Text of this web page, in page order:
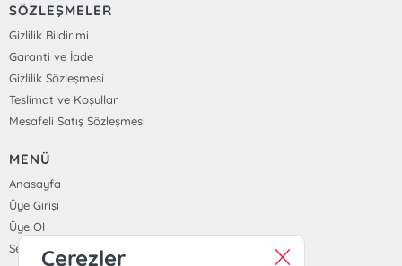
SÖZLEŞMELER
Gizlilik Bildirimi
Garanti ve İade
Gizlilik Sözleşmesi
Teslimat ve Koşullar
Mesafeli Satış Sözleşmesi
MENÜ
Anasayfa
Üye Girişi
Üye Ol
SepetimÇerezler